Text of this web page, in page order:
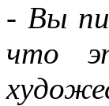
- Вы
что